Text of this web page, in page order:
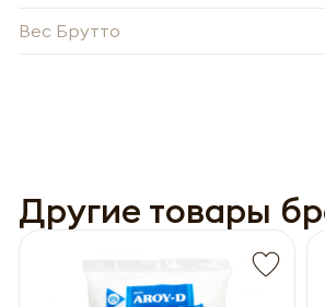
Вес Брутто
Другие товары